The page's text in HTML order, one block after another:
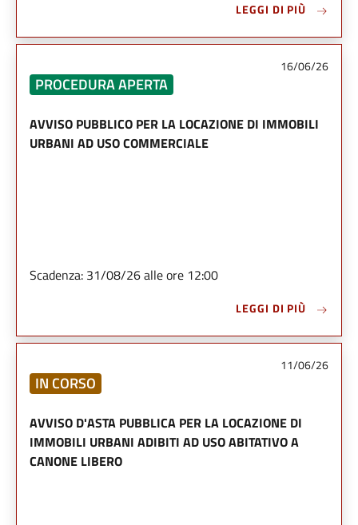
LEGGI DI PIÙ
16/06/26
PROCEDURA APERTA
AVVISO PUBBLICO PER LA LOCAZIONE DI IMMOBILI
URBANI AD USO COMMERCIALE
Scadenza: 31/08/26 alle ore 12:00
LEGGI DI PIÙ
11/06/26
IN CORSO
AVVISO D'ASTA PUBBLICA PER LA LOCAZIONE DI
IMMOBILI URBANI ADIBITI AD USO ABITATIVO A
CANONE LIBERO